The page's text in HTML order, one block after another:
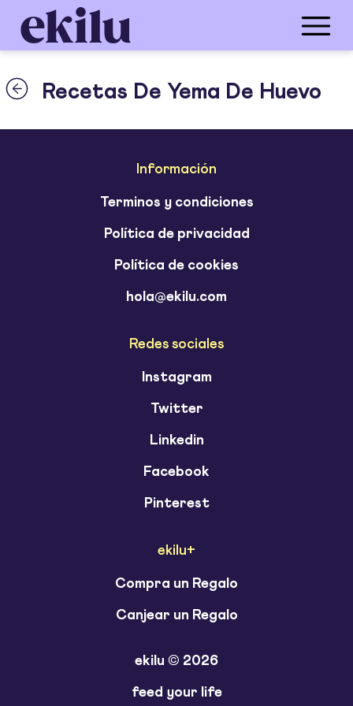
Recetas De Yema De Huevo
Información
Terminos y condiciones
Política de privacidad
Política de cookies
hola@ekilu.com
Redes sociales
Instagram
Twitter
Linkedin
Facebook
Pinterest
ekilu+
Compra un Regalo
Canjear un Regalo
ekilu © 2026
feed your life